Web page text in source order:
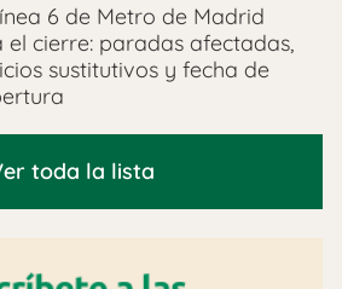
6 de Metro de Madrid
el cierre: paradas afectadas,
sustitutivos y fecha de
toda la lista